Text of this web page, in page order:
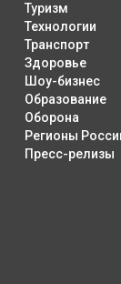
Туризм
Технологии
Транспорт
Здоровье
Шоу-бизнес
Образование
Оборона
Регионы
Пресс-релизы